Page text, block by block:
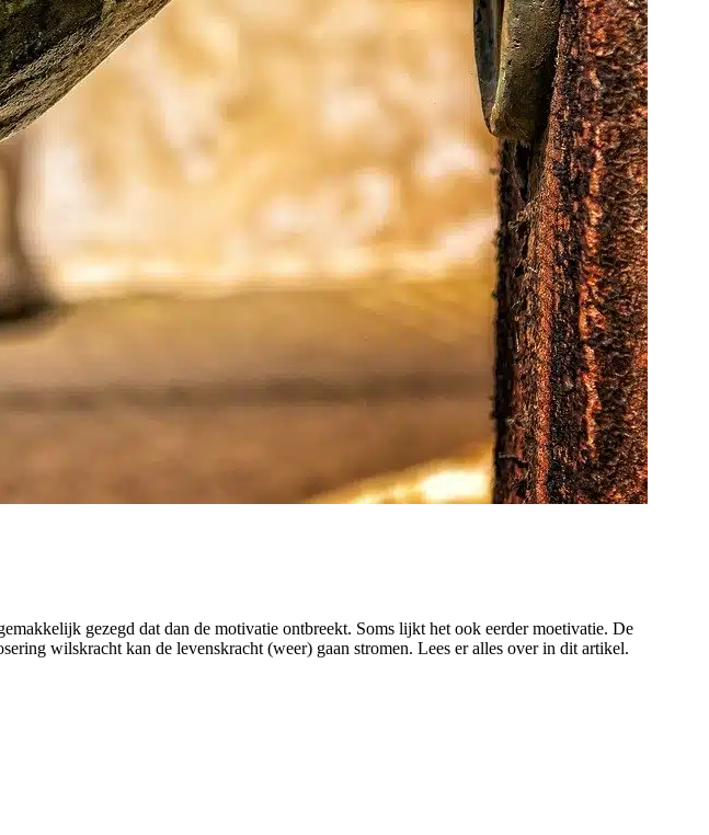
gezegd dat dan de motivatie ontbreekt. Soms lijkt het ook eerder moetivatie. De
wilskracht kan de levenskracht (weer) gaan stromen. Lees er alles over in dit artikel.